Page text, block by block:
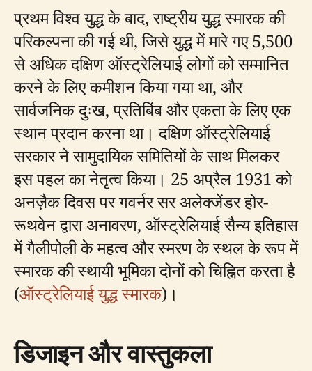
प्रथम विश्व युद्ध के बाद, राष्ट्रीय युद्ध स्मारक की
परिकल्पना की गई थी, जिसे युद्ध में मारे गए 5,500
से अधिक दक्षिण ऑस्ट्रेलियाई लोगों को सम्मानित
करने के लिए कमीशन किया गया था, और
सार्वजनिक दुःख, प्रतिबिंब और एकता के लिए एक
स्थान प्रदान करना था। दक्षिण ऑस्ट्रेलियाई
सरकार ने सामुदायिक समितियों के साथ मिलकर
इस पहल का नेतृत्व किया। 25 अप्रैल 1931 को
अनज़ैक दिवस पर गवर्नर सर अलेक्जेंडर होर-
रूथवेन द्वारा अनावरण, ऑस्ट्रेलियाई सैन्य इतिहास
में गैलीपोली के महत्व और स्मरण के स्थल के रूप में
स्मारक की स्थायी भूमिका दोनों को चिह्नित करता है
(ऑस्ट्रेलियाई युद्ध स्मारक)।
डिजाइन और वास्तुकला